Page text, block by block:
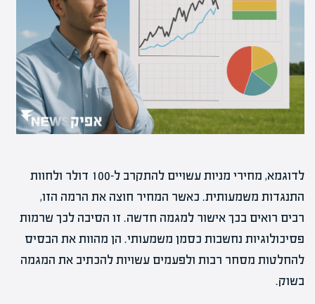
לדוגמא, מחירי מניות עשויים להתקרב ל-100 דולר ולחוות
התנגדות משמעותית. כאשר המחיר חוצה את הרמה הזו,
רבים רואים בכך אישור למגמה חדשה. זו הסיבה לכך שרמות
פסיכולוגיות נחשבות כסמן משמעותי. הן מהוות את הבסיס
להחלטות מסחר רבות ולפעמים עשויות להכתיב את המגמה
בשוק.